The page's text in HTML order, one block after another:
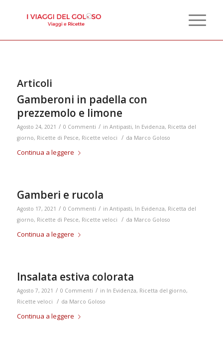
Articoli
Gamberoni in padella con
prezzemolo e limone
Agosto 24, 2021 / 0 Commenti / in Antipasti, In Evidenza, Ricetta del
giorno, Ricette di Pesce, Ricette veloci / da Marco Goloso
Continua a leggere
Gamberi e rucola
Agosto 17, 2021 / 0 Commenti / in Antipasti, In Evidenza, Ricetta del
giorno, Ricette di Pesce, Ricette veloci / da Marco Goloso
Continua a leggere
Insalata estiva colorata
Agosto 7, 2021 / 0 Commenti / in In Evidenza, Ricetta del giorno,
Ricette veloci
/ da Marco Goloso
Continua a leggere